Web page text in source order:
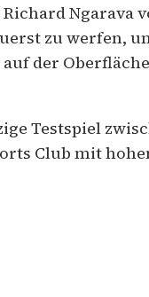
Ngarava
zu werfen,
der
Testspiel
Club mit